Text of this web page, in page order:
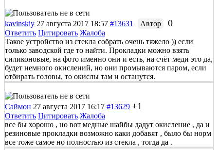
kavinskiy 27 августа 2017 18:57 #13631 Автор 0
Ответить Цитировать Жалоба
Такое устройство из стекла собрать очень тяжело )) если
только заводской где то найти. Прокладки можно взять
силиконовые, на фото именно они и есть, на счёт меди это да,
будет немного окислений, но они промываются паром, если
отбирать головы, то окислы там и останутся.
Саймон 27 августа 2017 16:17 #13629 +1
Ответить Цитировать Жалоба
все бы хорошо , но вот медные шайбы дадут окисление , да и
резиновые прокладки возможно каки добавят , было бы норм
все тоже самое но полностью из стекла , тогда да .